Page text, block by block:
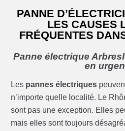
PANNE
LES CAUSES
FRÉQUENTES
Panne électrique
en
Les pannes électriques
n’importe quelle localité. Le
sont pas une exception. Elles
mais elles sont toujours